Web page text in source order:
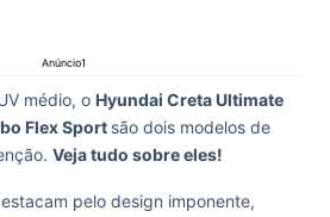
Anúncio1
médio, o Hyundai Creta Ultimate
Flex Sport são dois modelos de
Veja tudo sobre eles!
pelo design imponente,